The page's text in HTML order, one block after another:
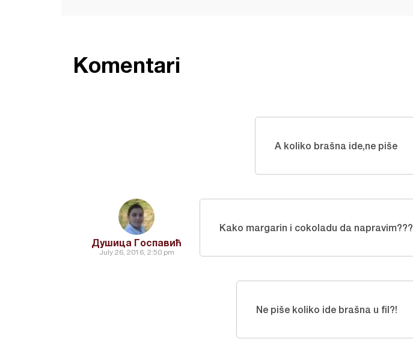
Komentari
A koliko brašna ide,ne piše
Душица Госпавић
July 26, 2016, 2:50 pm
Kako margarin i cokoladu da napravim???
Ne piše koliko ide brašna u fil?!